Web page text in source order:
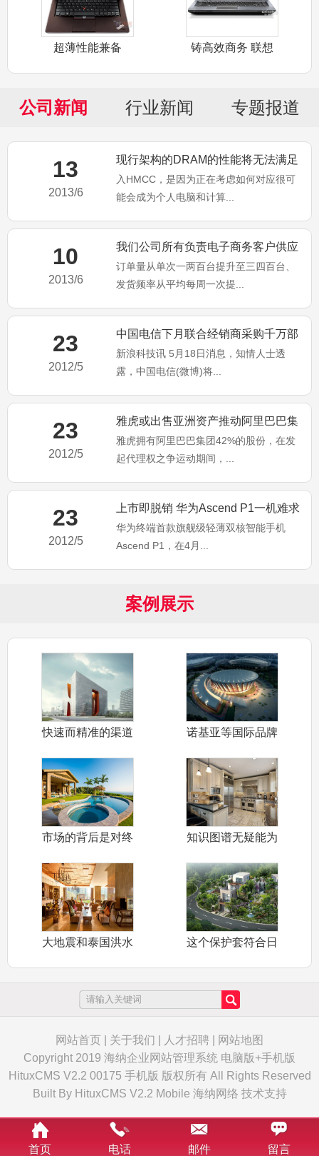
超薄性能兼备
铸高效商务 联想
公司新闻 行业新闻 专题报道
13
2013/6
现行架构的DRAM的性能将无法满足
处理器的需要
入HMCC，是因为正在考虑如何对应很可
能会成为个人电脑和计算...
10
2013/6
我们公司所有负责电子商务客户供应
链的同事
订单量从单次一两百台提升至三四百台、
发货频率从平均每周一次提...
23
2012/5
中国电信下月联合经销商采购千万部
智能手机
新浪科技讯 5月18日消息，知情人士透
露，中国电信(微博)将...
23
2012/5
雅虎或出售亚洲资产推动阿里巴巴集
团IPO
雅虎拥有阿里巴巴集团42%的股份，在发
起代理权之争运动期间，...
23
2012/5
上市即脱销 华为Ascend P1一机难求
华为终端首款旗舰级轻薄双核智能手机
Ascend P1，在4月...
案例展示
快速而精准的渠道
诺基亚等国际品牌
市场的背后是对终
知识图谱无疑能为
大地震和泰国洪水
这个保护套符合日
网站首页 关于我们 人才招聘
网站地图
Copyright 2019 海纳企业网站管理系统 电脑版+手机版
HituxCMS V2.2 00175 手机版 版权所有 All Rights Reserved
Built By HituxCMS V2.2 Mobile 海纳网络 技术支持
首页 电话 邮件 留言